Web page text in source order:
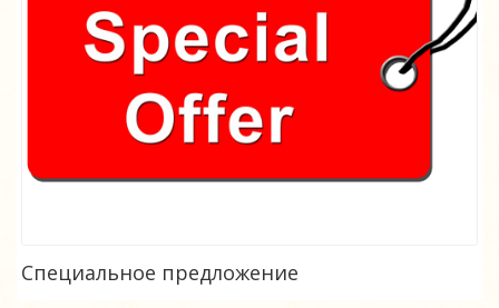
Специальное предложение